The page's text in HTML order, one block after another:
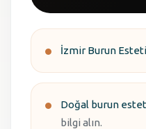
İzmir Burun
Doğal burun
bilgi alın.